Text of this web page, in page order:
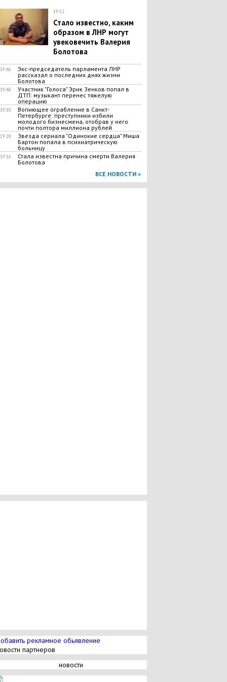
19:52
Стало известно, каким
образом в ЛНР могут
увековечить Валерия
Болотова
19:46
Экс-председатель парламента ЛНР
рассказал о последних днях жизни
Болотова
19:40
Участник "Голоса" Эрик Зенков попал в
ДТП: музыкант перенес тяжелую
операцию
19:30
​Вопиющее ограбление в Санкт-
Петербурге: преступники избили
молодого бизнесмена, отобрав у него
почти полтора миллиона рублей
19:28
Звезда сериала "Одинокие сердца" Миша
Бартон попала в психиатрическую
больницу
19:16
Стала известна причина смерти Валерия
Болотова
ВСЕ НОВОСТИ »
рекламное обьявление
партнеров
новости